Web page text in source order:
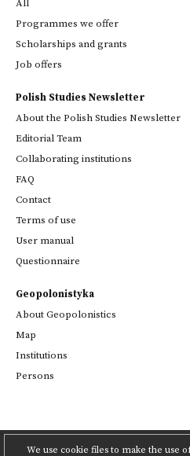
We use cookie files to make the
All
Programmes we offer
Scholarships and grants
Job offers
Polish Studies Newsletter
About the Polish Studies Newsletter
Editorial Team
Collaborating institutions
FAQ
Contact
Terms of use
User manual
Questionnaire
Geopolonistyka
About Geopolonistics
Map
Institutions
Persons